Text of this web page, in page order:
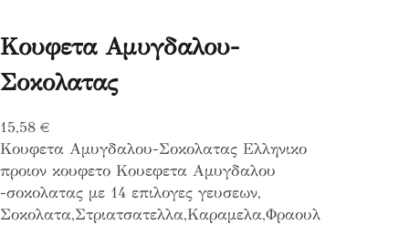
Κουφετα Αμυγδαλου-
Σοκολατας
15,58 €
Κουφετα Αμυγδαλου-Σοκολατας Ελληνικο
προιον κουφετο Κουεφετα Αμυγδαλου
-σοκολατας με 14 επιλογες γευσεων,
Σοκολατα,Στριατσατελλα,Καραμελα,Φραουλ